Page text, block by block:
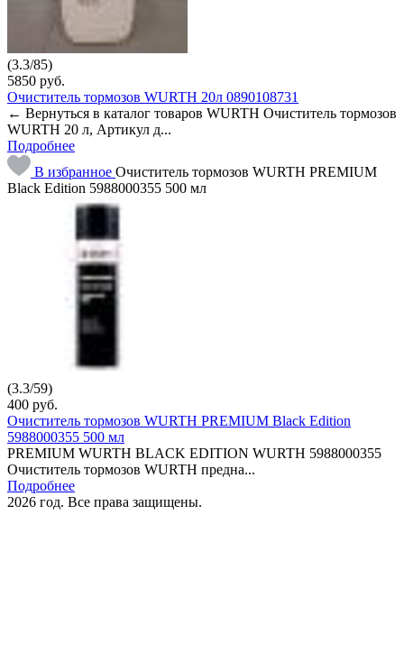
(3.3/85)
5850 руб.
Очиститель тормозов WURTH 20л 0890108731
← Вернуться в каталог товаров WURTH Очиститель тормозов
WURTH 20 л, Артикул д...
Подробнее
В избранное Очиститель тормозов WURTH PREMIUM
Black Edition 5988000355 500 мл
(3.3/59)
400 руб.
Очиститель тормозов WURTH PREMIUM Black Edition
5988000355 500 мл
PREMIUM WURTH BLACK EDITION WURTH 5988000355
Очиститель тормозов WURTH предна...
Подробнее
2026 год. Все права защищены.